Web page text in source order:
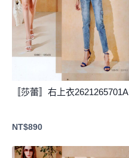
〚莎蕾〛右上衣2621265701A
NT$890